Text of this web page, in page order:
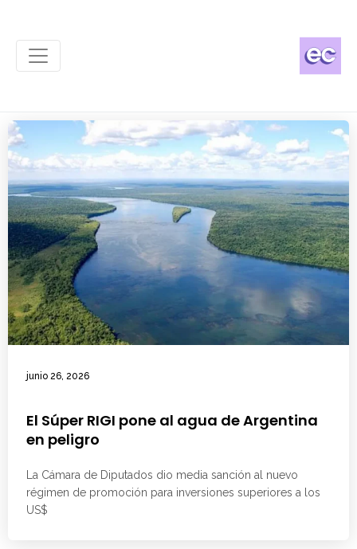
junio 26, 2026
El Súper RIGI pone al agua de Argentina
en peligro
La Cámara de Diputados dio media sanción al nuevo
régimen de promoción para inversiones superiores a los
US$